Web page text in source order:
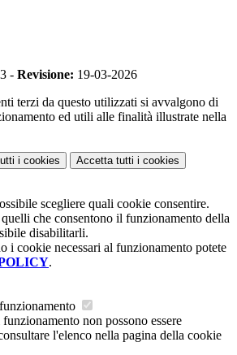
- Revisione: 19-03-2026
terzi da questo utilizzati si avvalgono di
ed utili alle finalità illustrate nella
i cookies Accetta tutti i cookies
scegliere quali cookie consentire.
che consentono il funzionamento della
disabilitarli.
i cookie necessari al funzionamento potete
.
non possono essere
l'elenco nella pagina della cookie